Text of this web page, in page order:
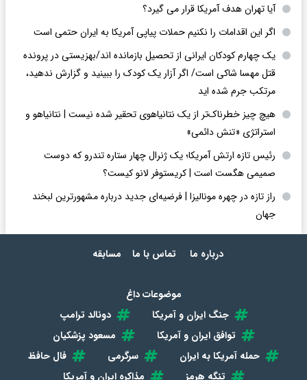
آیا تهران هدف آمریکا قرار می گیرد؟
اگر این اقدامات را نکنیم حملات پیاپی آمریکا به ایران حتمی است
یک چهارم کودکان ایرانی از تحصیل بازمانده اند/بهزیستی در پرونده
قتل مهسا شاکی است/ اگر آزار یک کودک را ببینید و گزارش ندهید،
مرتکب جرم شده اید
هیچ چیز خطرناک‌تر از یک نتانیاهوی تحقیر شده نیست | نتانیاهو و
استراتژی «تنش دائمی»
رئیس تازه ارتش آمریکا؛ یک ژنرال چهار ستاره تندرو که دوست
صمیمی هگست است | کریستوفر لانو کیست؟
راز تازه در چهره مونالیزا | فرضیه‌ای جدید درباره مشهورترین لبخند
جهان
درباره ما تماس با ما مسابقه
موضوعات داغ
جنگ ایران و آمریکا
دونالد ترامپ
توافق ایران و آمریکا
مسعود پزشکیان
حمله آمریکا به ایران
سرگرمی
فال حافظ
تنگه هرمز
مذاکره ایران و آمریکا